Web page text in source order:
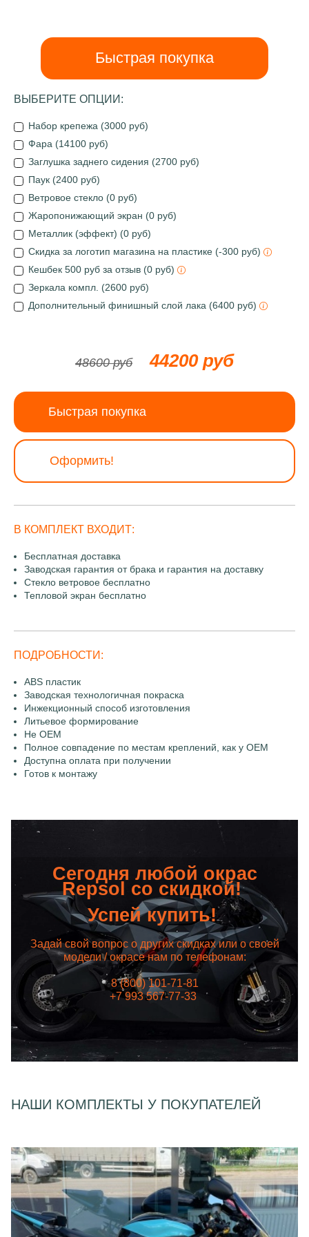
Быстрая покупка
ВЫБЕРИТЕ ОПЦИИ:
Набор крепежа (3000 руб)
Фара (14100 руб)
Заглушка заднего сидения (2700 руб)
Паук (2400 руб)
Ветровое стекло (0 руб)
Жаропонижающий экран (0 руб)
Металлик (эффект) (0 руб)
Скидка за логотип магазина на пластике (-300 руб)
Кешбек 500 руб за отзыв (0 руб)
Зеркала компл. (2600 руб)
Дополнительный финишный слой лака (6400 руб)
48600 руб 44200 руб
Быстрая покупка
Оформить!
В КОМПЛЕКТ ВХОДИТ:
Бесплатная доставка
Заводская гарантия от брака и гарантия на доставку
Стекло ветровое бесплатно
Тепловой экран бесплатно
ПОДРОБНОСТИ:
ABS пластик
Заводская технологичная покраска
Инжекционный способ изготовления
Литьевое формирование
Не OEM
Полное совпадение по местам креплений, как у OEM
Доступна оплата при получении
Готов к монтажу
Сегодня любой окрас
Repsol со скидкой!
Успей купить!
Задай свой вопрос о других скидках или о своей
модели / окрасе нам по телефонам:
8 (800) 101-71-81
+7 993 567-77-33
НАШИ КОМПЛЕКТЫ У ПОКУПАТЕЛЕЙ